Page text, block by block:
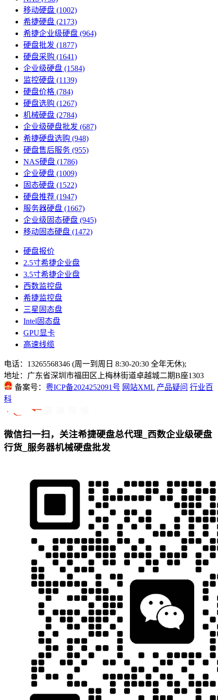
移动硬盘 (1002)
希捷硬盘 (2173)
希捷企业级硬盘 (964)
硬盘批发 (1877)
硬盘采购 (1641)
企业级硬盘 (1584)
监控硬盘 (1139)
硬盘价格 (784)
硬盘选购 (1267)
机械硬盘 (2784)
企业级硬盘批发 (687)
希捷硬盘选购 (948)
硬盘售后服务 (955)
NAS硬盘 (1786)
企业硬盘 (1009)
固态硬盘 (1522)
硬盘推荐 (1947)
服务器硬盘 (1667)
企业级固态硬盘 (945)
移动固态硬盘 (1472)
硬盘报价
2.5寸希捷企业盘
3.5寸希捷企业盘
西数监控盘
希捷监控盘
三星固态盘
Intel固态盘
GPU显卡
高速线缆
电话：13265568346 (周一到周日 8:30-20:30 全年无休);
地址：广东省深圳市福田区上梅林街道卓越城二期B座1303
备案号： 粤ICP备2024252091号 网站XML 产品疑问 行业百
科
微信扫一扫，关注希捷硬盘总代理_西数企业级硬盘
行货_服务器机械硬盘批发